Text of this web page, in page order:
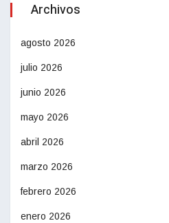
Archivos
agosto 2026
julio 2026
junio 2026
mayo 2026
abril 2026
marzo 2026
febrero 2026
enero 2026